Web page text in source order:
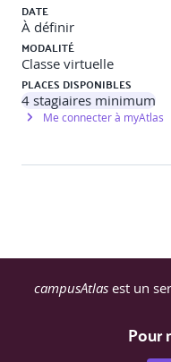
DATE
À définir
MODALITÉ
Classe virtuelle
PLACES DISPONIBLES
4 stagiaires minimum
Me connecter à myAtlas
campusAtlas est un
Pour